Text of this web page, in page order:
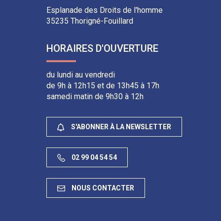
Esplanade des Droits de l'homme
35235 Thorigné-Fouillard
HORAIRES D'OUVERTURE
du lundi au vendredi
de 9h à 12h15 et de 13h45 à 17h
samedi matin de 9h30 à 12h
S'ABONNER À LA NEWSLETTER
02 99 04 54 54
NOUS CONTACTER